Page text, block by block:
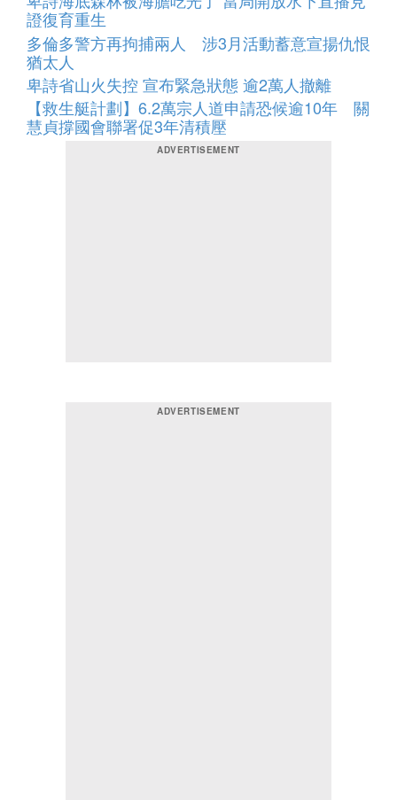
證復育重生
多倫多警方再拘捕兩人 涉3月活動蓄意宣揚仇恨
猶太人
卑詩省山火失控 宣布緊急狀態 逾2萬人撤離
【救生艇計劃】6.2萬宗人道申請恐候逾10年 關
慧貞撐國會聯署促3年清積壓